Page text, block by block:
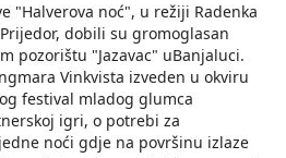
"Halverova noć", u režiji Radenka
dobili su gromoglasan
pozorištu "Jazavac" uBanjaluci.
Vinkvista izveden u okviru
festival mladog glumca
igri, o potrebi za
noći gdje na površinu izlaze